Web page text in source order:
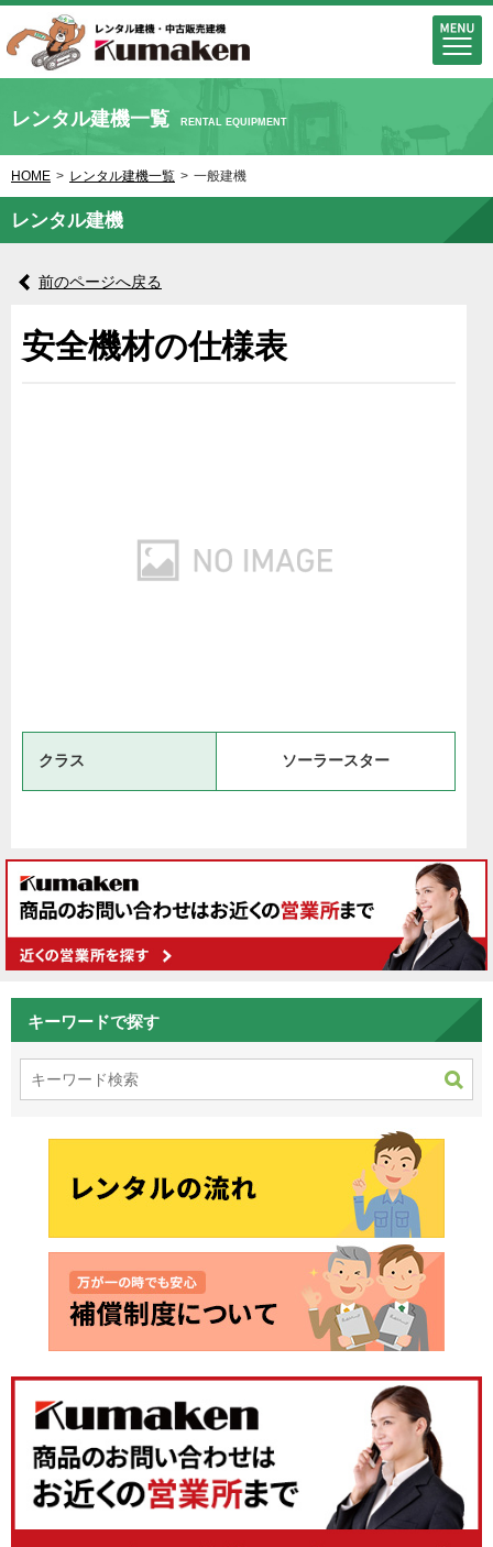
レンタル建機一覧 RENTAL EQUIPMENT
HOME > レンタル建機一覧 > 一般建機
レンタル建機
前のページへ戻る
安全機材の仕様表
クラス ソーラースター
キーワードで探す